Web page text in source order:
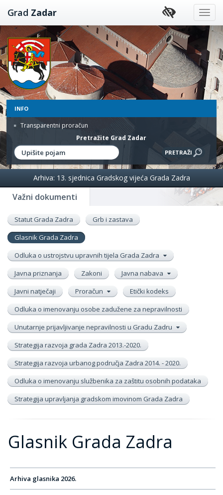
Preskoči
na
sadržaj
Grad Zadar
INFO
Transparentni proračun
Pretražite Grad Zadar
Važni dokumenti
Arhiva: 13. sjednica Gradskog vijeća Grada Zadra
Statut Grada Zadra
Grb i zastava
Glasnik Grada Zadra
Odluka o ustrojstvu upravnih tijela Grada Zadra
Javna priznanja
Zakoni
Javna nabava
Javni natječaji
Proračun
Etički kodeks
Odluka o imenovanju osobe zadužene za nepravilnosti
Unutarnje prijavljivanje nepravilnosti u Gradu Zadru
Strategija razvoja grada Zadra 2013.-2020.
Strategija razvoja urbanog područja Zadra 2014. - 2020.
Odluka o imenovanju službenika za zaštitu osobnih podataka
Strategija upravljanja gradskom imovinom Grada Zadra
Glasnik Grada Zadra
Arhiva glasnika 2026.